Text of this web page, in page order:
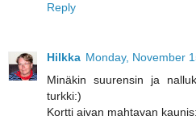
Reply
Hilkka Monday, November
Minäkin suurensin ja
turkki:)
Kortti aivan mahtavan